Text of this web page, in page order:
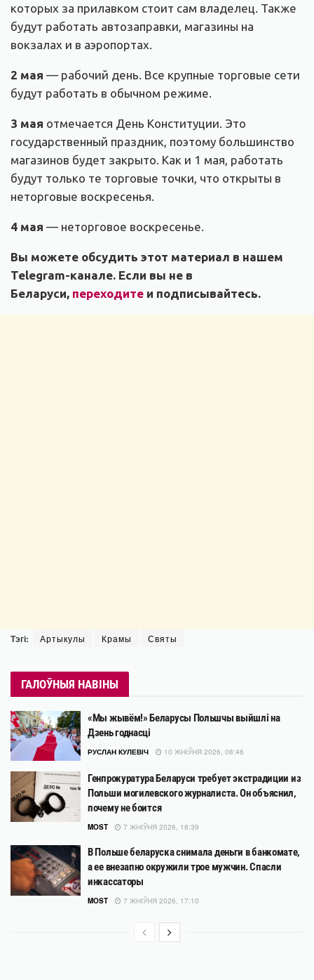
которых за прилавком стоит сам владелец. Также
будут работать автозаправки, магазины на
вокзалах и в аэропортах.
2 мая — рабочий день. Все крупные торговые сети
будут работать в обычном режиме.
3 мая отмечается День Конституции. Это
государственный праздник, поэтому большинство
магазинов будет закрыто. Как и 1 мая, работать
будут только те торговые точки, что открыты в
неторговые воскресенья.
4 мая — неторговое воскресенье.
Вы можете обсудить этот материал в нашем
Telegram-канале. Если вы не в
Беларуси, переходите и подписывайтесь.
Тэгі: Артыкулы Крамы Святы
ГАЛОЎНЫЯ НАВІНЫ
«Мы жывём!» Беларусы Польшчы выйшлі на
Дзень годнасці
РУСЛАН КУЛЕВІЧ 10 ЖНІЎНЯ 2026, 08:46
Генпрокуратура Беларуси требует экстрадиции из
Польши могилевского журналиста. Он объяснил,
почему не боится
MOST 7 ЖНІЎНЯ 2026, 18:39
В Польше беларуска снимала деньги в банкомате,
а ее внезапно окружили трое мужчин. Спасли
инкассаторы
MOST 7 ЖНІЎНЯ 2026, 17:10